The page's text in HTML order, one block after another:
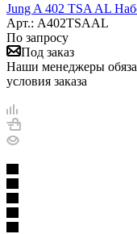
Jung A 402 TSA AL
Арт.: A402TSAAL
По запросу
Под заказ
Наши менеджеры
условия заказа